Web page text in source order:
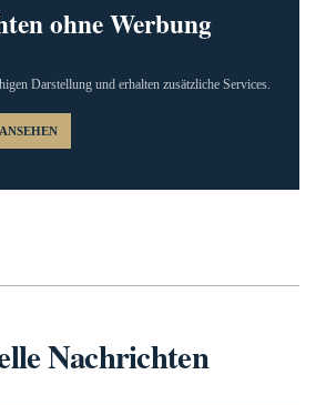
ohne Werbung
Darstellung und erhalten zusätzliche Services.
Nachrichten